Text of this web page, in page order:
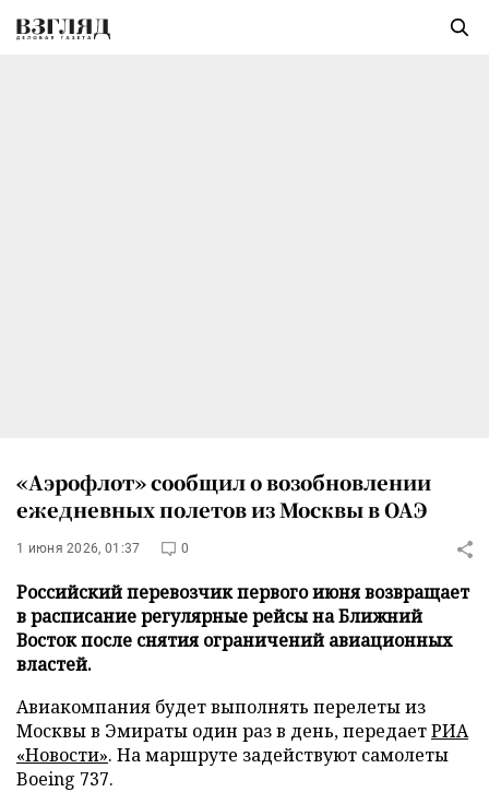
«Аэрофлот» сообщил о возобновлении
ежедневных полетов из Москвы в ОАЭ
1 июня 2026, 01:37 0
Российский перевозчик первого июня возвращает
в расписание регулярные рейсы на Ближний
Восток после снятия ограничений авиационных
властей.
Авиакомпания будет выполнять перелеты из
Москвы в Эмираты один раз в день, передаетРИА
«Новости». На маршруте задействуют самолеты
Boeing 737.